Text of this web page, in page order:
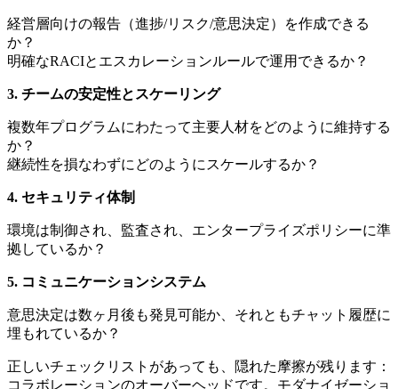
経営層向けの報告（進捗/リスク/意思決定）を作成できる
か？
明確なRACIとエスカレーションルールで運用できるか？
3. チームの安定性とスケーリング
複数年プログラムにわたって主要人材をどのように維持する
か？
継続性を損なわずにどのようにスケールするか？
4. セキュリティ体制
環境は制御され、監査され、エンタープライズポリシーに準
拠しているか？
5. コミュニケーションシステム
意思決定は数ヶ月後も発見可能か、それともチャット履歴に
埋もれているか？
正しいチェックリストがあっても、隠れた摩擦が残ります：
コラボレーションのオーバーヘッドです。モダナイゼーショ